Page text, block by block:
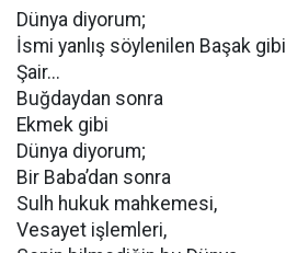
Dünya diyorum;
İsmi yanlış söylenilen Başak gibi
Şair...
Buğdaydan sonra
Ekmek gibi
Dünya diyorum;
Bir Baba’dan sonra
Sulh hukuk mahkemesi,
Vesayet işlemleri,